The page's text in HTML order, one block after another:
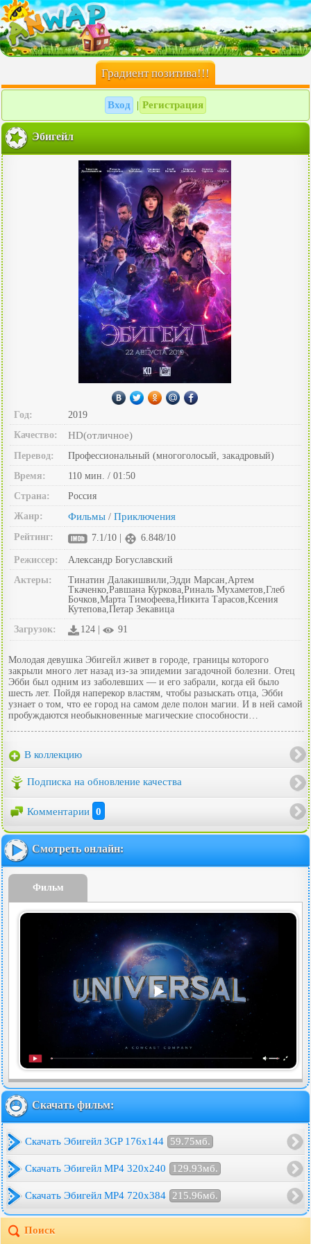
Градиент позитива!!!
Вход Регистрация
Эбигейл
Год:
2019
Качество:
HD(отличное)
Перевод:
Профессиональный (многоголосый, закадровый)
Время:
110 мин. / 01:50
Страна:
Россия
Жанр:
Фильмы / Приключения
Рейтинг: 7.1/10 | 6.848/10
Режиссер:
Александр Богуславский
Актеры:
Тинатин Далакишвили,Эдди Марсан,Артем
Ткаченко,Равшана Куркова,Риналь Мухаметов,Глеб
Бочков,Марта Тимофеева,Никита Тарасов,Ксения
Кутепова,Петар Зекавица
Загрузок:
124 | 91
Молодая девушка Эбигейл живет в городе, границы которого
закрыли много лет назад из-за эпидемии загадочной болезни. Отец
Эбби был одним из заболевших — и его забрали, когда ей было
шесть лет. Пойдя наперекор властям, чтобы разыскать отца, Эбби
узнает о том, что ее город на самом деле полон магии. И в ней самой
пробуждаются необыкновенные магические способности…
В коллекцию
Подписка на обновление качества
Комментарии 0
Смотреть онлайн:
Фильм
Скачать фильм:
Скачать Эбигейл 3GP 176x144 59.75мб.
Скачать Эбигейл MP4 320x240 129.93мб.
Скачать Эбигейл MP4 720x384 215.96мб.
Поиск